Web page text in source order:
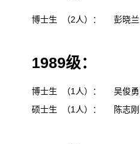
博士生 （2人）： 彭晓
1989级：
博士生 （1人）：
吴俊
硕士生 （1人）：
陈志